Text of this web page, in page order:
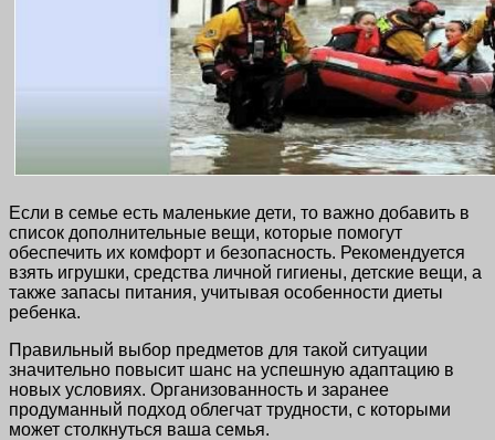
Если в семье есть маленькие дети, то важно добавить в
список дополнительные вещи, которые помогут
обеспечить их комфорт и безопасность. Рекомендуется
взять игрушки, средства личной гигиены, детские вещи, а
также запасы питания, учитывая особенности диеты
ребенка.
Правильный выбор предметов для такой ситуации
значительно повысит шанс на успешную адаптацию в
новых условиях. Организованность и заранее
продуманный подход облегчат трудности, с которыми
может столкнуться ваша семья.